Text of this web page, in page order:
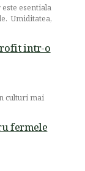
esentiala
Umiditatea,
intr-o
culturi mai
fermele